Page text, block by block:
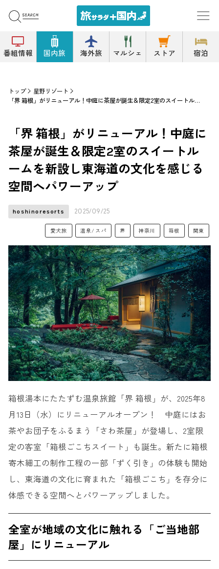
番組情報 国内旅 海外旅 マルシェ ストア 宿泊
トップ
星野リゾート
「界 箱根」がリニューアル！中庭に茶屋が誕生＆限定2室のスイートルームを新設し東海道の文化を感じる空間へパワーアップ
「界 箱根」がリニューアル！中庭に
茶屋が誕生＆限定2室のスイートル
ームを新設し東海道の文化を感じる
空間へパワーアップ
hoshinoresorts 2025/09/25
愛犬旅 温泉/スパ 界 神奈川 箱根 関東
箱根湯本にたたずむ温泉旅館「界 箱根」が、2025年8
月13日（水）にリニューアルオープン！ 中庭にはお
茶やお団子をふるまう「さわ茶屋」が登場し、2室限
定の客室「箱根ごこちスイート」も誕生。新たに箱根
寄木細工の制作工程の一部「ずく引き」の体験も開始
し、東海道の文化に育まれた「箱根ごこち」を存分に
体感できる空間へとパワーアップしました。
全室が地域の文化に触れる「ご当地部
屋」にリニューアル